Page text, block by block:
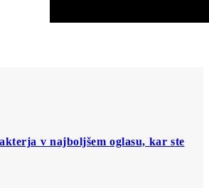
v najboljšem oglasu, kar ste